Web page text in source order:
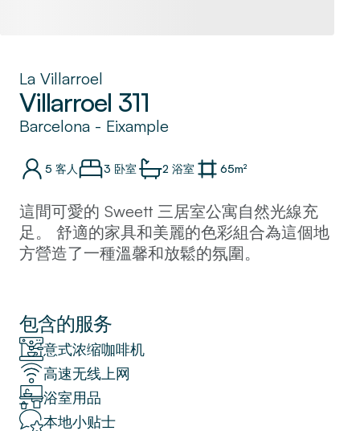
La Villarroel
Villarroel 311
Barcelona - Eixample
5 客人 3 卧室 2 浴室 65m²
這間可愛的 Sweett 三居室公寓自然光線充
足。 舒適的家具和美麗的色彩組合為這個地
方營造了一種溫馨和放鬆的氛圍。
公寓位於市中心，距離該市許多最美麗的地標
僅有幾分鐘的步行路程。
在步行距離內，您會發現拉斯阿里納斯和胡安
米羅公園。 您一定會喜歡該地區的 La
Villarroel 劇院和 Eixample 劇院。
包含的服务
意式浓缩咖啡机
高速无线上网
浴室用品
本地小贴士